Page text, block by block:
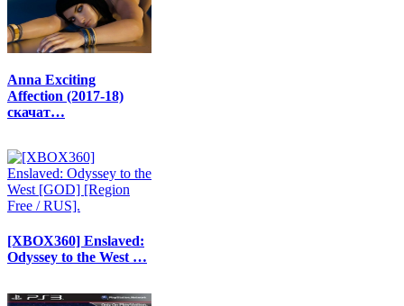
Anna Exciting
Affection (2017-18)
скачат…
[XBOX360] Enslaved:
Odyssey to the West …